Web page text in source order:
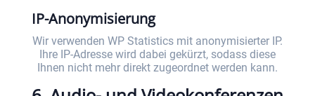
IP-Anonymisierung
Wir verwenden WP Statistics mit anonymisierter IP.
Ihre IP-Adresse wird dabei gekürzt, sodass diese
Ihnen nicht mehr direkt zugeordnet werden kann.